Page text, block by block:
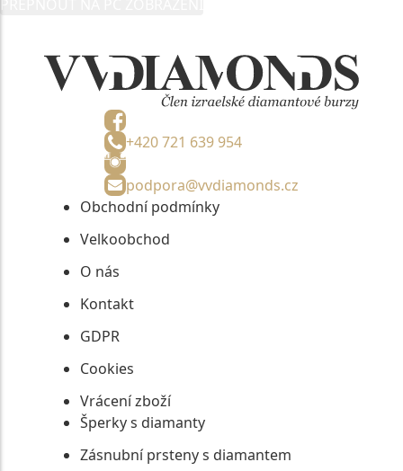
+420 721 639 954
podpora@vvdiamonds.cz
Obchodní podmínky
Velkoobchod
O nás
Kontakt
GDPR
Cookies
Vrácení zboží
Šperky s diamanty
Zásnubní prsteny s diamantem